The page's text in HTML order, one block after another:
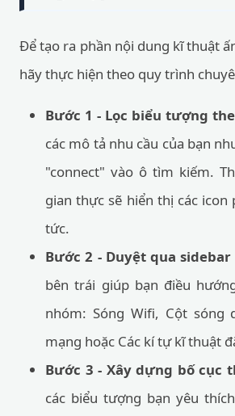
Để tạo ra phần nội dung kĩ thuật
hãy thực hiện theo quy trình
Bước 1 - Lọc biểu tượng
các mô tả nhu cầu của bạn
"connect" vào ô tìm kiếm.
gian thực sẽ hiển thị các icon
tức.
Bước 2 - Duyệt qua
bên trái giúp bạn điều
nhóm: Sóng Wifi, Cột sóng
mạng hoặc Các kí tự kĩ thuật
Bước 3 - Xây dựng bố cục
các biểu tượng bạn yêu